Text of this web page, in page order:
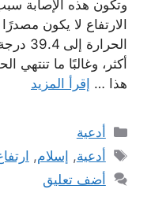
وتكون هذه الإصابة
الارتفاع لا يكون
أكثر، وغالبًا ما تنتهي
هذا … إقرأ المزيد
التصنيفات
أدعية
الوسوم
أدعية, إسلام,
أضف تعليق